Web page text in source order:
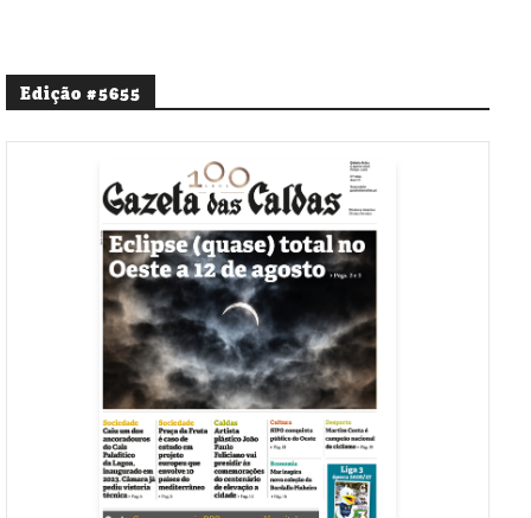
Edição #5655